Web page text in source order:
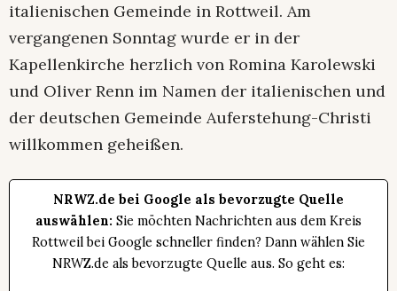
italienischen Gemeinde in Rottweil. Am
vergangenen Sonntag wurde er in der
Kapellenkirche herzlich von Romina Karolewski
und Oliver Renn im Namen der italienischen und
der deutschen Gemeinde Auferstehung-Christi
willkommen geheißen.
NRWZ.de bei Google als bevorzugte Quelle
auswählen: Sie möchten Nachrichten aus dem Kreis
Rottweil bei Google schneller finden? Dann wählen Sie
NRWZ.de als bevorzugte Quelle aus. So geht es: